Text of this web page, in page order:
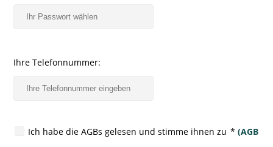
Ihre Telefonnummer:
Ich habe die AGBs gelesen und stimme ihnen zu * (AGB